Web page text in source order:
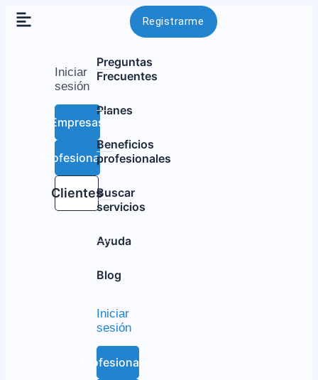
Iniciar
sesión
Empresas
Profesionales
Clientes
Preguntas
Frecuentes
Planes
Beneficios
profesionales
Buscar
servicios
Ayuda
Blog
Iniciar
sesión
Profesionales
Registrarme